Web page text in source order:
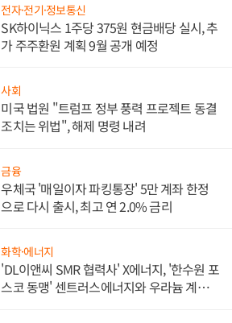
전자·전기·정보통신
SK하이닉스 1주당 375원 현금배당 실시, 추
가 주주환원 계획 9월 공개 예정
사회
미국 법원 "트럼프 정부 풍력 프로젝트 동결
조치는 위법", 해제 명령 내려
금융
우체국 '매일이자 파킹통장' 5만 계좌 한정
으로 다시 출시, 최고 연 2.0% 금리
화학·에너지
'DL이앤씨 SMR 협력사' X에너지, '한수원 포
스코 동맹' 센트러스에너지와 우라늄 계약